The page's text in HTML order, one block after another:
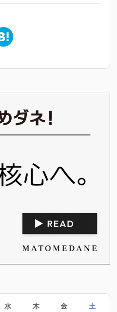
水 木 金 土